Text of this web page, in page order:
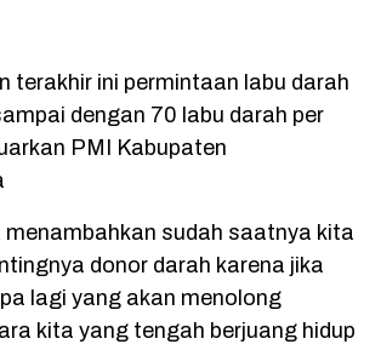
terakhir ini permintaan labu darah
dengan 70 labu darah per
PMI Kabupaten
menambahkan sudah saatnya kita
donor darah karena jika
lagi yang akan menolong
kita yang tengah berjuang hidup